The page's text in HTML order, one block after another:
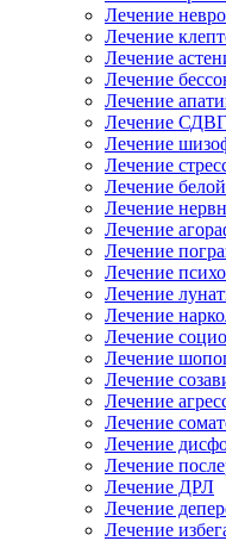
Лечение
Лечение
Лечение
Лечение
Лечение
Лечение СДВГ
Лечение
Лечение
Лечение
Лечение
Лечение
Лечение
Лечение
Лечение
Лечение
Лечение
Лечение
Лечение
Лечение
Лечение
Лечение
Лечение
Лечение ДРЛ
Лечение
Лечение